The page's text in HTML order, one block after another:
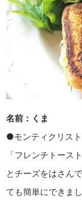
名前：くま
●モンティクリス
「フレンチトース
とチーズをはさん
ても簡単にできまし